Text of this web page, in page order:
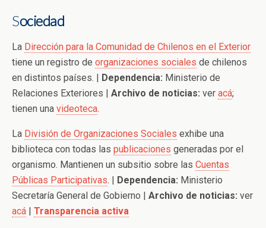
Sociedad
La Dirección para la Comunidad de Chilenos en el Exterior
tiene un registro de organizaciones sociales de chilenos
en distintos países. | Dependencia: Ministerio de
Relaciones Exteriores | Archivo de noticias: ver acá;
tienen una videoteca.
La División de Organizaciones Sociales exhibe una
biblioteca con todas las publicaciones generadas por el
organismo. Mantienen un subsitio sobre las Cuentas
Públicas Participativas. | Dependencia: Ministerio
Secretaría General de Gobierno | Archivo de noticias: ver
acá | Transparencia activa